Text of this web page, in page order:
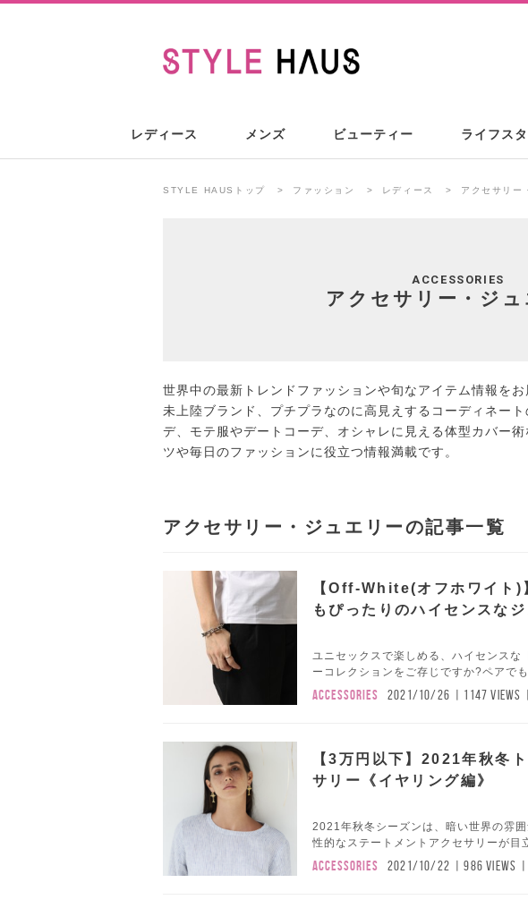
レディース メンズ ビューティー ライフス
STYLE HAUSトップ ファッション レディース アクセサリー
ACCESSORIES
アクセサリー・ジュ
世界中の最新トレンドファッションや旬なアイテム情報を
未上陸ブランド、プチプラなのに高見えするコーディネー
デ、モテ服やデートコーデ、オシャレに見える体型カバー
ツや毎日のファッションに役立つ情報満載です。
アクセサリー・ジュエリーの記事一覧
【Off-White(オフホワイト)
もぴったりのハイセンスな
ユニセックスで楽しめる、ハイセンス
ーコレクションをご存じですか?ペアで
ACCESSORIES 2021/10/26 1147 VIEWS
【3万円以下】2021年秋冬
サリー《イヤリング編》
2021年秋冬シーズンは、暗い世界の雰
性的なステートメントアクセサリーが目
ACCESSORIES 2021/10/22 986 VIEWS